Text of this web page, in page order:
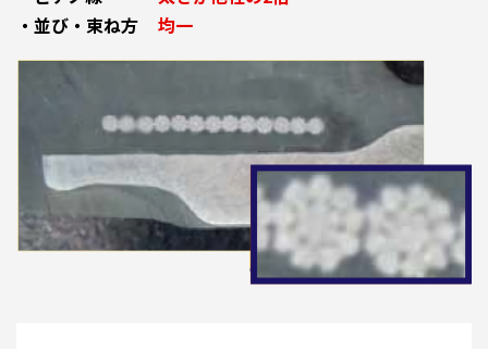
・並び・束ね方
均一